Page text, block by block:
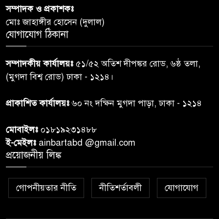
ঝড়বৃষ্টির পূর্বাভাস
৬
অনুশ্রীর, মিলল হারমোনিয়াম
উপহার
৭
২০ আগস্ট রাষ্ট্রপতি নির্বাচন,
বান্দরবান বিজিবি সেক্টর সদর দপ্তর
৯
বান্দরবানের লংলেই পাড়ায়
সম্পাদক ও প্রকাশকঃ
মোঃ জাহাঙ্গীর হোসেন (দুলাল)
যোগাযোগ ঠিকানা
সম্পাদকীয় কার্যালয়ঃ ৫১/৫২ অতিশ দীপঙ্কর রোড, ৬ষ্ঠ তলা,
(মুগদা বিশ্ব রোড) ঢাকা - ১২১৪।
প্রাকাশিত কার্যালয়ঃ৬০ নং দক্ষিন মুগদা পাড়া, ঢাকা - ১২১৪
মোবাইলঃ ০১৮১৯২৩১৪৮৮
ই-মেইলঃ ainbartabd @gmail.com
প্রয়োজনীয় লিঙ্ক
গোপনীয়তার নীতি নীতিশর্তাবলী যোগাযোগ